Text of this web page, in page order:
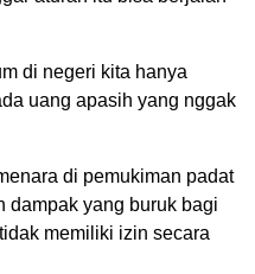
di negeri kita hanya
uang apasih yang nggak
di pemukiman padat
dampak yang buruk bagi
memiliki izin secara